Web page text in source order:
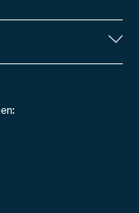
den vom SNF